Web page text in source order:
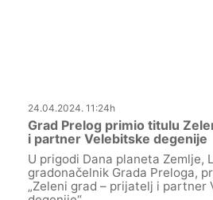
24.04.2024. 11:24h
Grad Prelog primio titulu
i partner Velebitske degenije
U prigodi Dana planeta Zemlje,
gradonačelnik Grada Preloga,
„Zeleni grad – prijatelj i partner